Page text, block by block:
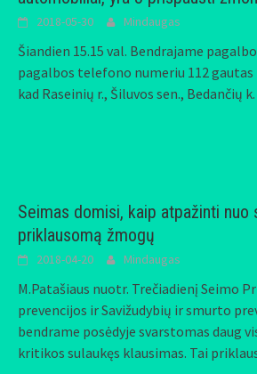
2018-05-30 Mindaugas
Šiandien 15.15 val. Bendrajame
pagalbos telefono numeriu 112
kad Raseinių r., Šiluvos sen., Bedančių
Seimas domisi, kaip atpažinti nuo
priklausomą žmogų
2018-04-20 Mindaugas
M.Patašiaus nuotr. Trečiadienį Seimo
prevencijos ir Savižudybių ir smurto
bendrame posėdyje svarstomas daug
kritikos sulaukęs klausimas. Tai